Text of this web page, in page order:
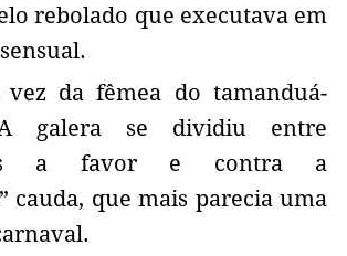
rebolado que executava em
da fêmea do tamanduá-
galera se dividiu entre
a favor e contra a
cauda, que mais parecia uma